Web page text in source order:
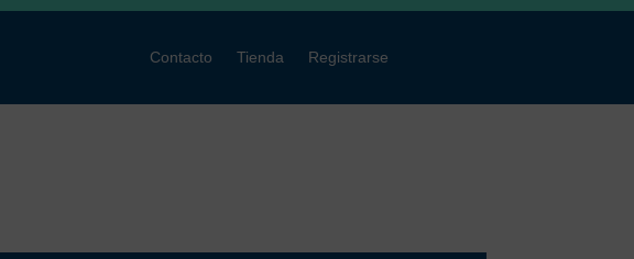
Contacto Tienda Registrarse